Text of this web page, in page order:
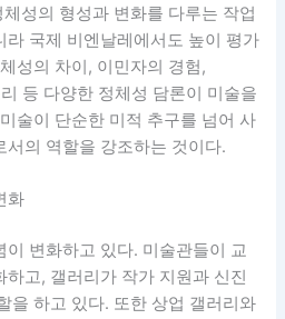
성의 형성과 변화를 다루는 작업
라 국제 비엔날레에서도 높이 평가
성의 차이, 이민자의 경험,
등 다양한 정체성 담론이 미술을
술이 단순한 미적 추구를 넘어 사
의 역할을 강조하는 것이다.
화
변화하고 있다. 미술관들이 교
고, 갤러리가 작가 지원과 신진
을 하고 있다. 또한 상업 갤러리와